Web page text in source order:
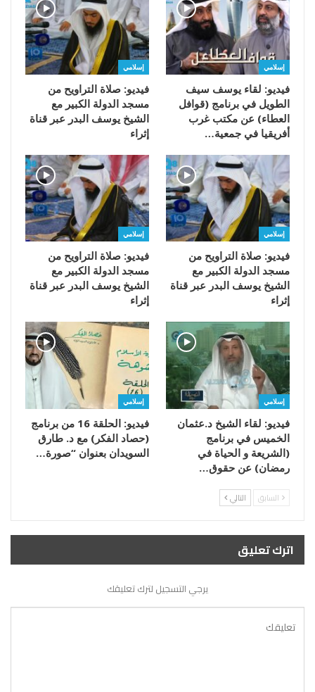
إسلامي
فيديو: لقاء يوسف سيف
الطويل في برنامج (قوافل
العطاء) عن مكتب غرب
أفريقيا في جمعية…
إسلامي
فيديو: صلاة التراويح من
مسجد الدولة الكبير مع
الشيخ يوسف البدر عبر قناة
إثراء
إسلامي
فيديو: صلاة التراويح من
مسجد الدولة الكبير مع
الشيخ يوسف البدر عبر قناة
إثراء
إسلامي
فيديو: صلاة التراويح من
مسجد الدولة الكبير مع
الشيخ يوسف البدر عبر قناة
إثراء
إسلامي
فيديو: لقاء الشيخ د.عثمان
الخميس في برنامج
(الشريعة و الحياة في
رمضان) عن حقوق…
إسلامي
فيديو: الحلقة 16 من برنامج
(حصاد الفكر) مع د. طارق
السويدان بعنوان “صورة…
السابق التالي
اترك تعليق
يرجي التسجيل لترك تعليقك